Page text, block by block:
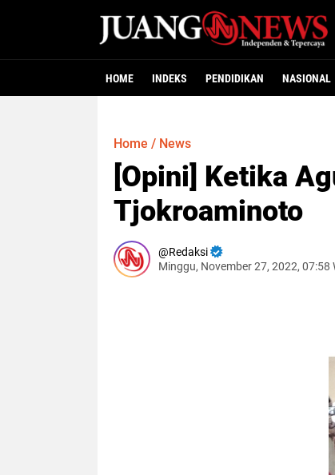
HOME INDEKS PENDIDIKAN NASIONAL
Home / News
[Opini] Ketika
Tjokroaminoto
Redaksi
Minggu, November 27, 2022, 07:58